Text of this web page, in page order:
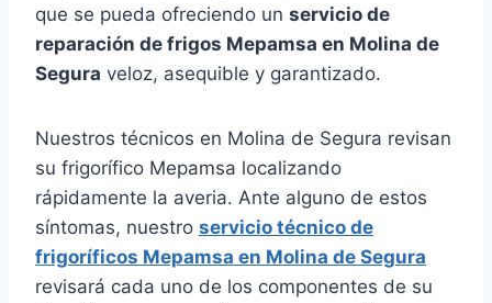
que se pueda ofreciendo un servicio de
reparación de frigos Mepamsa en Molina de
Segura veloz, asequible y garantizado.
Nuestros técnicos en Molina de Segura revisan
su frigorífico Mepamsa localizando
rápidamente la averia. Ante alguno de estos
síntomas, nuestro servicio técnico de
frigoríficos Mepamsa en Molina de Segura
revisará cada uno de los componentes de su